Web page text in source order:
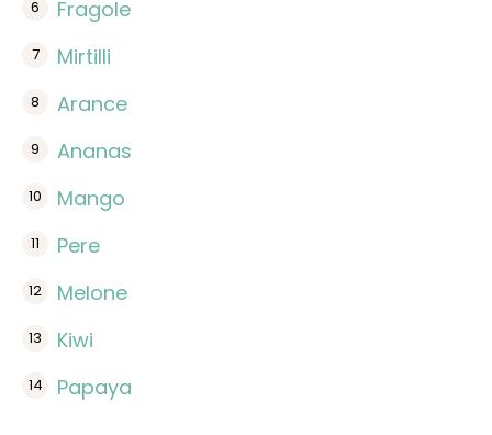
Fragole
Mirtilli
Arance
Ananas
Mango
Pere
Melone
Kiwi
Papaya